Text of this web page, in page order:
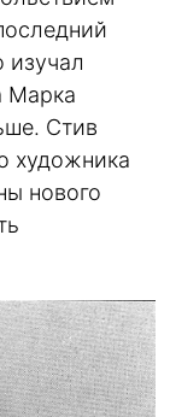
изучал
Марка
Стив
художника
нового